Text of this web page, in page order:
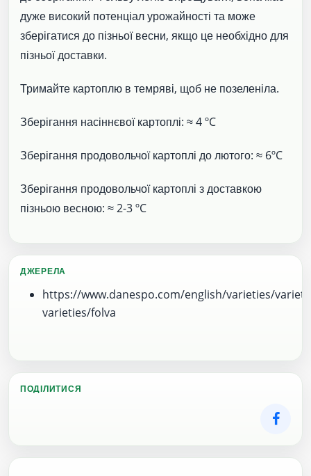
дуже високий потенціал урожайності та може
зберігатися до пізньої весни, якщо це необхідно для
пізньої доставки.
Тримайте картоплю в темряві, щоб не позеленіла.
Зберігання насіннєвої картоплі: ≈ 4 ºC
Зберігання продовольчої картоплі до лютого: ≈ 6ºC
Зберігання продовольчої картоплі з доставкою
пізньою весною: ≈ 2-3 ºC
ДЖЕРЕЛА
https://www.danespo.com/english/varieties/
varieties/folva
ПОДІЛИТИСЯ